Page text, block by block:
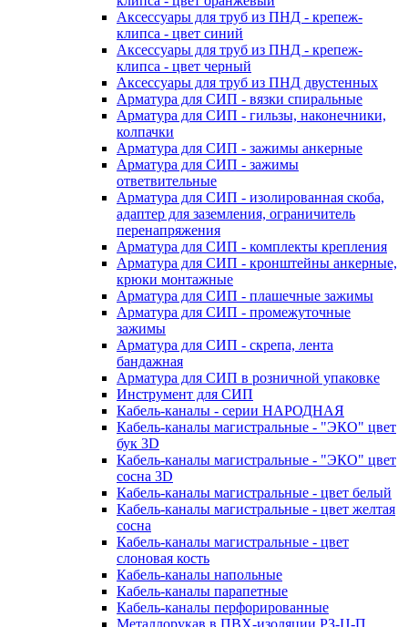
Аксессуары для труб из ПНД - крепеж-
клипса - цвет синий
Аксессуары для труб из ПНД - крепеж-
клипса - цвет черный
Аксессуары для труб из ПНД двустенных
Арматура для СИП - вязки спиральные
Арматура для СИП - гильзы, наконечники,
колпачки
Арматура для СИП - зажимы анкерные
Арматура для СИП - зажимы
ответвительные
Арматура для СИП - изолированная скоба,
адаптер для заземления, ограничитель
перенапряжения
Арматура для СИП - комплекты крепления
Арматура для СИП - кронштейны анкерные,
крюки монтажные
Арматура для СИП - плашечные зажимы
Арматура для СИП - промежуточные
зажимы
Арматура для СИП - скрепа, лента
бандажная
Арматура для СИП в розничной упаковке
Инструмент для СИП
Кабель-каналы - серии НАРОДНАЯ
Кабель-каналы магистральные - "ЭКО" цвет
бук 3D
Кабель-каналы магистральные - "ЭКО" цвет
сосна 3D
Кабель-каналы магистральные - цвет белый
Кабель-каналы магистральные - цвет желтая
сосна
Кабель-каналы магистральные - цвет
слоновая кость
Кабель-каналы напольные
Кабель-каналы парапетные
Кабель-каналы перфорированные
Металлорукав в ПВХ-изоляции РЗ-Ц-П